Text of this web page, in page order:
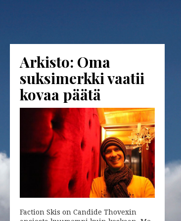
Arkisto: Oma
suksimerkki vaatii
kovaa päätä
Faction Skis on Candide Thovexin